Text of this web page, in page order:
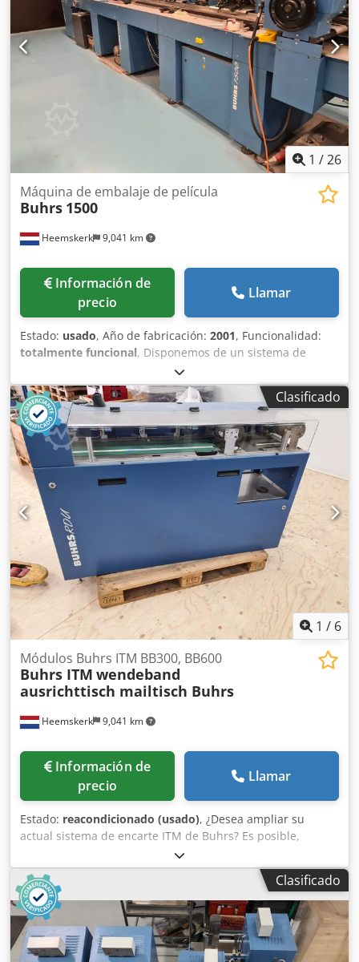
envasado con film Buhrs 1000 (máx. 13.000 unidades/hora)
Año de fabricación: 2013 CONFIGURACIÓN 1 Alimentador
principal Buhrs 1000, tipo alimentador deslizante Dkjdpfx
Akehid Adscjr 1 Estación base maestra Buhrs 1000 4
Alimentadores rotatorios Buhrs 1000 1 Módulo Buhrs 1000
para envasado con film, con sellado de doble acción, máx.
1 /26
Heemskerk 9,041 km
Máquina de embalaje de película
Buhrs 1500
Información de
precio
Llamar
Estado: usado, Año de fabricación: 2001, Funcionalidad:
totalmente funcional, Disponemos de un sistema de
enfajado con film Buhrs 1500 disponible. Año de
fabricación: 2001. Esta máquina ha sido apenas utilizada
por el cliente en los últimos años. Se entrega
completamente equipada con bomba de vacío y todos los
accesorios correspondientes. INFORMACIÓN DEL SISTEMA
Sistema: Buhrs Tipo de máquina: Sistema de enfajado con
film Buhrs 1500 (máx. 13.000 ciclos/h) Año de fabricación:
2001 CONFIGURACIÓN 1 alimentador principal Buhrs 1500,
tipo alimentador deslizante 1 estación base master Buhrs
1500 4 alimentadores rotativos Buhrs 1500 1 módulo de
enfajado con film Buhrs 1500 Dodpfsx Agk Sox Akcjkr
Banda de salida La máquina puede demostrarse
funcionando en pleno estado de producción.
Clasificado
1 / 6
Heemskerk 9,041 km
Módulos Buhrs ITM BB300, BB600
Buhrs ITM wendeband
ausrichttisch mailtisch Buhrs
Información de
precio
Llamar
Estado: reacondicionado (usado), ¿Desea ampliar su
actual sistema de encarte ITM de Buhrs? Es posible,
¡tenemos todos los módulos! Aquí disponemos de todos los
módulos originales posibles que se pueden instalar al
principio, en una máquina o al final de un sistema de
encarte ITM (W+D) de Buhrs. Así como: Dksdpfxjt Akt Dj
Akcsr - Canales de hojas sueltas Mueller Apparatebau para
alimentación/lectura/recogida/caída de documentos A4
(canal transaccional) - Cortadoras Mueller Apparatebau
Clasificado